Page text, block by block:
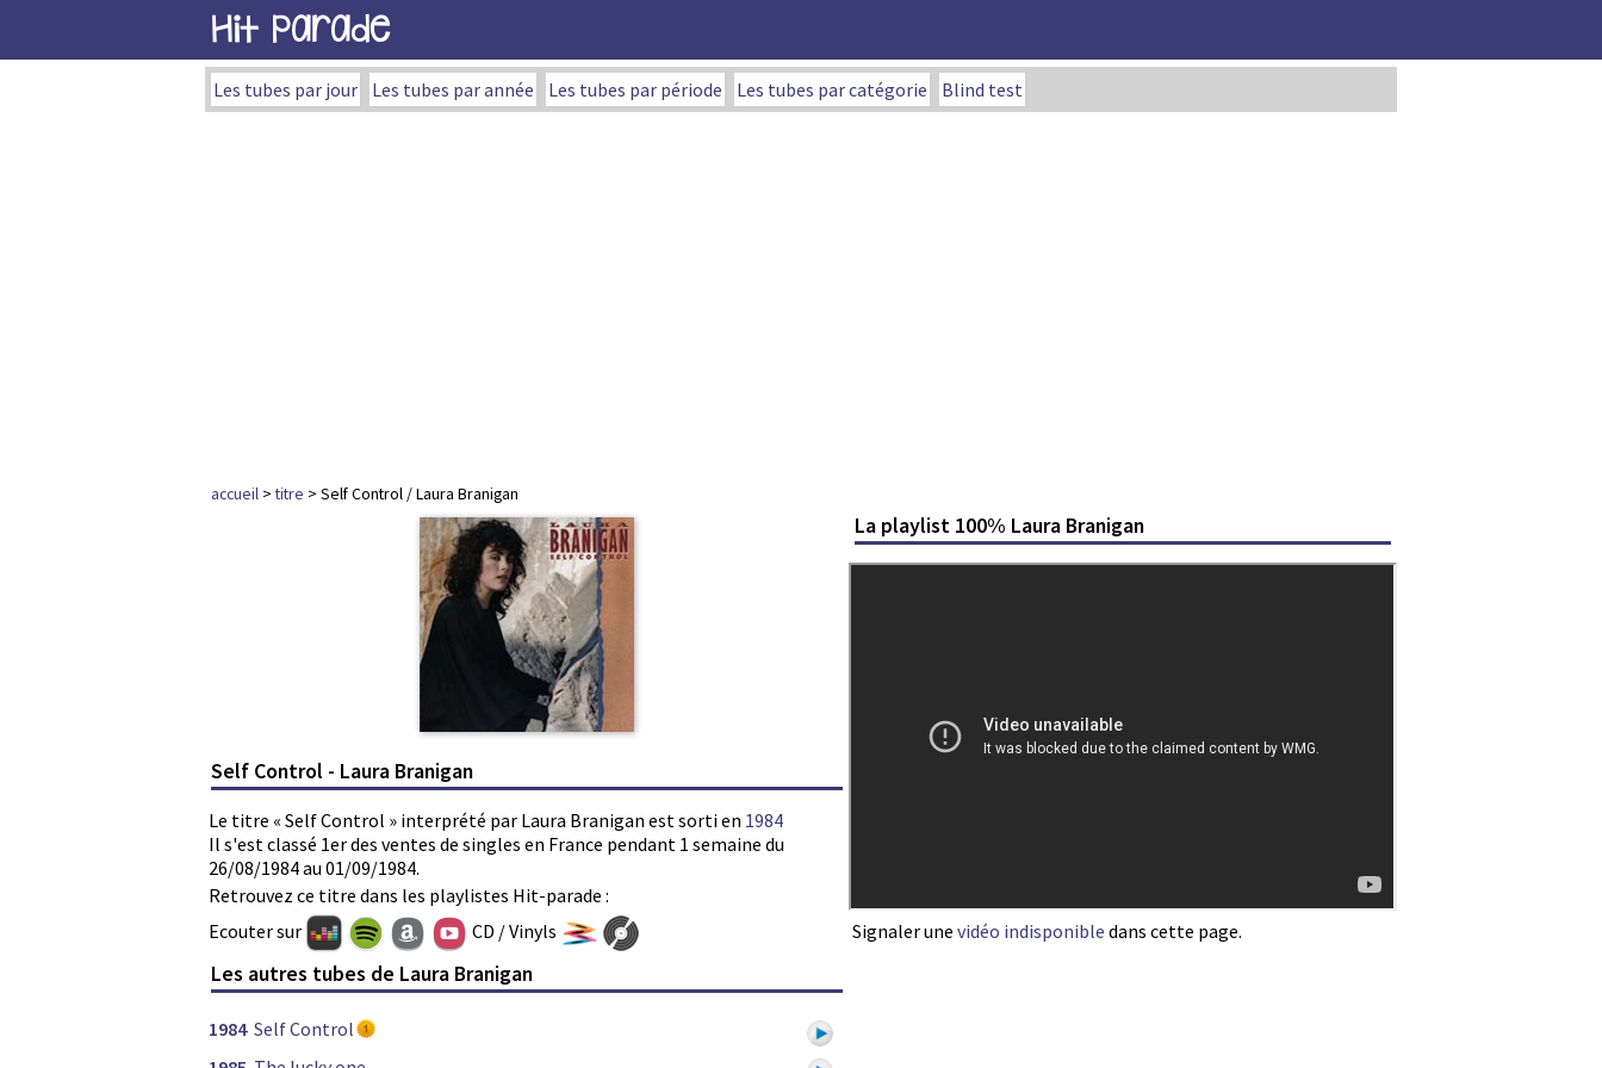
Hit Parade
Les tubes par jour Les tubes par année Les tubes par période Les tubes par catégorie Blind test
accueil >titre > Self Control / Laura Branigan
Self Control - Laura Branigan
Le titre « Self Control » interprété par Laura Branigan est sorti en 1984
Il s'est classé 1er des ventes de singles en France pendant 1 semaine du
26/08/1984 au 01/09/1984.
Retrouvez ce titre dans les playlistes Hit-parade :
La playlist 100% Laura Branigan
Signaler une vidéo indisponible dans cette page.
Ecouter sur CD / Vinyls
Les autres tubes de Laura Branigan
1984 Self Control